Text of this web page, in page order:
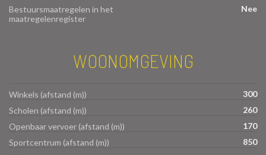
Bestuursmaatregelen in het
maatregelenregister
Nee
WOONOMGEVING
Winkels (afstand (m))
300
Scholen (afstand (m))
260
Openbaar vervoer (afstand (m))
170
Sportcentrum (afstand (m))
850